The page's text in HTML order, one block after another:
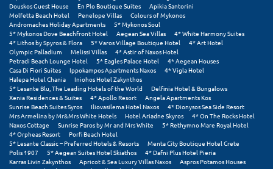
Κάρπαθος
Καρπενήσι
Κάρυστος
Κάσος
Κασσάνδρα
Καστοριά
Κατερίνη
Douskos Guest House
En Plo Boutique Suites
Apikia Santorini
Molfetta Beach Hotel
Penelope Villas
Colours of Mykonos
Andromaches Holiday Apartments
5* Mykonos Soul
5* Mykonos Dove Beachfront Hotel
Aegean Sea Villas
4* White Harmony Suites
4* Lithos by Spyros & Flora
5* Varos Village Boutique Hotel
4* Art Hotel
Olympic Palladium
Melissi Villas
4* Astir of Naxos Hotel
Petradi Beach Lounge Hotel
5* Eagles Palace Hotel
4* Aegean Houses
Casa Di Fiori Suites
Ippokampos Apartments Naxos
4* Vigla Hotel
Halepa Hotel Chania
Iniohos Hotel Zakynthos
5* Lesante Blu, The Leading Hotels of the World
Delfinia Hotel & Bungalows
Xenia Residences & Suites
4* Apollo Resort
Angela Apartments Kos
Sunrise Beach Suites Syros
Iliovasilema Hotel Naxos
4* Dionysos Sea Side Resort
Mrs Armelina by Mr&Mrs White Hotels
Hotel Ariadne Skyros
4* On The Rocks Hotel
Naxos Cottage
Sunrise Paros by Mr and Mrs White
5* Rethymno Mare Royal Hotel
4* Orpheas Resort
Porfi Beach Hotel
5* Lesante Classic – Preferred Hotels & Resorts
Menta City Boutique Hotel Crete
Polis 1907
5* Aegean Suites Hotel Skiathos
4* Dafni Plus Hotel Pieria
Karras Livin Zakynthos
Apricot & Sea Luxury Villas Naxos
Aspros Potamos Houses